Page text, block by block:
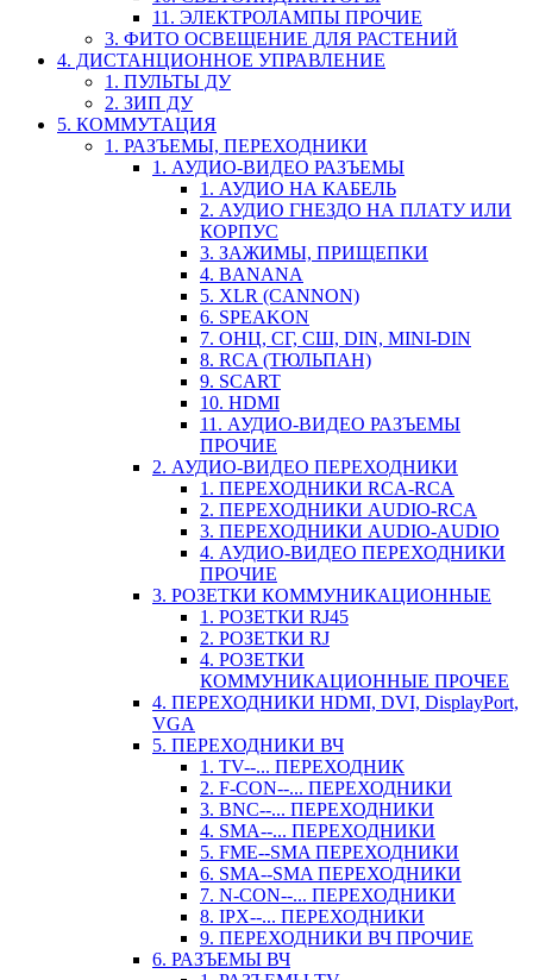
11. ЭЛЕКТРОЛАМПЫ ПРОЧИЕ
3. ФИТО ОСВЕЩЕНИЕ ДЛЯ РАСТЕНИЙ
4. ДИСТАНЦИОННОЕ УПРАВЛЕНИЕ
1. ПУЛЬТЫ ДУ
2. ЗИП ДУ
5. КОММУТАЦИЯ
1. РАЗЪЕМЫ, ПЕРЕХОДНИКИ
1. АУДИО-ВИДЕО РАЗЪЕМЫ
1. АУДИО НА КАБЕЛЬ
2. АУДИО ГНЕЗДО НА ПЛАТУ ИЛИ
КОРПУС
3. ЗАЖИМЫ, ПРИЩЕПКИ
4. BANANA
5. XLR (CANNON)
6. SPEAKON
7. ОНЦ, СГ, СШ, DIN, MINI-DIN
8. RCA (ТЮЛЬПАН)
9. SCART
10. HDMI
11. АУДИО-ВИДЕО РАЗЪЕМЫ
ПРОЧИЕ
2. АУДИО-ВИДЕО ПЕРЕХОДНИКИ
1. ПЕРЕХОДНИКИ RCA-RCA
2. ПЕРЕХОДНИКИ AUDIO-RCA
3. ПЕРЕХОДНИКИ AUDIO-AUDIO
4. АУДИО-ВИДЕО ПЕРЕХОДНИКИ
ПРОЧИЕ
3. РОЗЕТКИ КОММУНИКАЦИОННЫЕ
1. РОЗЕТКИ RJ45
2. РОЗЕТКИ RJ
4. РОЗЕТКИ
КОММУНИКАЦИОННЫЕ ПРОЧЕЕ
4. ПЕРЕХОДНИКИ HDMI, DVI, DisplayPort,
VGA
5. ПЕРЕХОДНИКИ ВЧ
1. TV--... ПЕРЕХОДНИК
2. F-CON--... ПЕРЕХОДНИКИ
3. BNC--... ПЕРЕХОДНИКИ
4. SMA--... ПЕРЕХОДНИКИ
5. FME--SMA ПЕРЕХОДНИКИ
6. SMA--SMA ПЕРЕХОДНИКИ
7. N-CON--... ПЕРЕХОДНИКИ
8. IPX--... ПЕРЕХОДНИКИ
9. ПЕРЕХОДНИКИ ВЧ ПРОЧИЕ
6. РАЗЪЕМЫ ВЧ